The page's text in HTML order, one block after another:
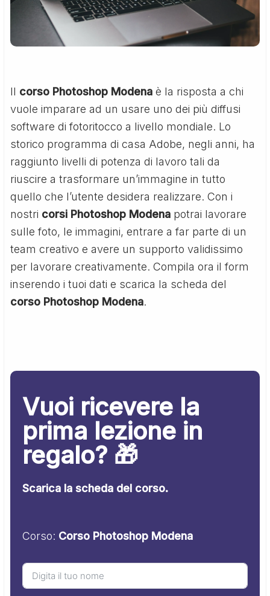
Il corso Photoshop Modena è la risposta a chi
vuole imparare ad un usare uno dei più diffusi
software di fotoritocco a livello mondiale. Lo
storico programma di casa Adobe, negli anni, ha
raggiunto livelli di potenza di lavoro tali da
riuscire a trasformare un’immagine in tutto
quello che l’utente desidera realizzare. Con i
nostri corsi Photoshop Modena potrai lavorare
sulle foto, le immagini, entrare a far parte di un
team creativo e avere un supporto validissimo
per lavorare creativamente. Compila ora il form
inserendo i tuoi dati e scarica la scheda del
corso Photoshop Modena.
Vuoi ricevere la
prima lezione in
regalo? 🎁
Scarica la scheda del corso.
Corso: Corso Photoshop Modena